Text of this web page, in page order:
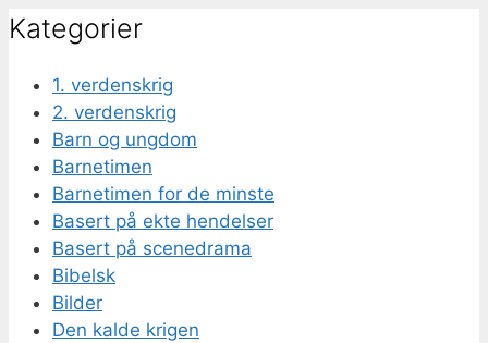
Kategorier
1. verdenskrig
2. verdenskrig
Barn og ungdom
Barnetimen
Barnetimen for de minste
Basert på ekte hendelser
Basert på scenedrama
Bibelsk
Bilder
Den kalde krigen